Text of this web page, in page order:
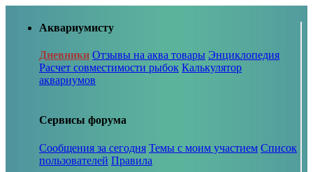
Аквариумисту
Дневники Отзывы на аква товары Энциклопедия
Расчет совместимости рыбок Калькулятор
аквариумов
Сервисы форума
Сообщения за сегодня Темы с моим участием Список
пользователей Правила